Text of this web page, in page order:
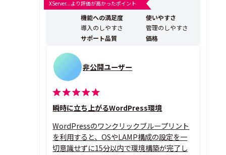
XServer...より評価が高かったポイント
機能への満足度
使いやすさ
導入のしやすさ
管理のしやすさ
サポート品質
価格
非公開ユーザー
瞬時に立ち上がるWordPress環境
WordPressのワンクリックブループリント
を利用すると、OSやLAMP構成の設定を一
切意識せずに15分以内で環境構築が完了し